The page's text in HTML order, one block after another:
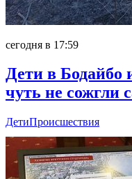
сегодня в 17:59
Дети в Бодайбо
чуть не сожгли
ДетиПроисшествия